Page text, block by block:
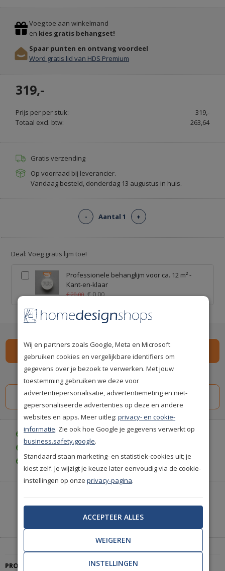
DEURMATTEN
MAAT
GEMAAKT
-
VEEGJEVOETEN.NL
Previous
Stop
Voeg toe aan winkelmand
en kies gratis behangset!
Spaar punten en ontvang voordeel
Word gratis lid van HDS Premium
319,-
Prijs per per stuk:
319,-
Totaal excl. btw:
263,64
Gratis verzending
Op voorraad bij leverancier.
Vandaag besteld, donderdag 13 augustus in huis.
- Aantal 1 +
Deal: Voeg gratis lijm toe!
Professionele behanglijm voor ca. 12 m² -
Kant-en-klaar
€ 20,00 € 0,00
Spaar319premium punten i
Gratis bezorgd vanaf € 35,-
Achteraf betalen is mogelijk
Gratis achteraf betalen
Heeft u hulp nodig of wilt u telefonisch bestellen?
Neem contact met ons op.
+31(0)85 888 3671 | Start met chatten
PRODUCTBESCHRIJVING
Wij en partners zoals Google, Meta en Microsoft
gebruiken cookies en vergelijkbare identifiers om
gegevens over je bezoek te verwerken. Met jouw
toestemming gebruiken we deze voor
advertentiepersonalisatie, advertentiemeting en niet-
gepersonaliseerde advertenties op deze en andere
websites en apps. Meer uitleg:privacy- en cookie-
informatie. Zie ook hoe Google je gegevens verwerkt op
business.safety.google.
Standaard staan marketing- en statistiek-cookies uit; je
kiest zelf. Je wijzigt je keuze later eenvoudig via de cookie-
instellingen op onzeprivacy-pagina.
ACCEPTEER ALLES
WEIGEREN
INSTELLINGEN